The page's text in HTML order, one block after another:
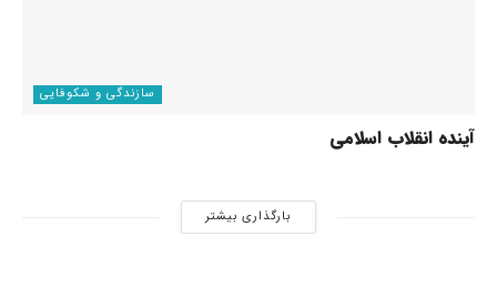
سازندگی و شکوفایی
آینده انقلاب اسلامی
بارگذاری بیشتر